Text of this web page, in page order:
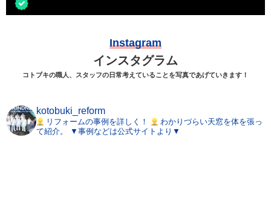
Instagram
インスタグラム
コトブキの職人、スタッフの日常考えていることを写真であげていきます！
kotobuki_reform
リフォームの事例を詳しく！
わかりづらい天窓を体を張っ
て紹介。
▼事例などは公式サイトより▼